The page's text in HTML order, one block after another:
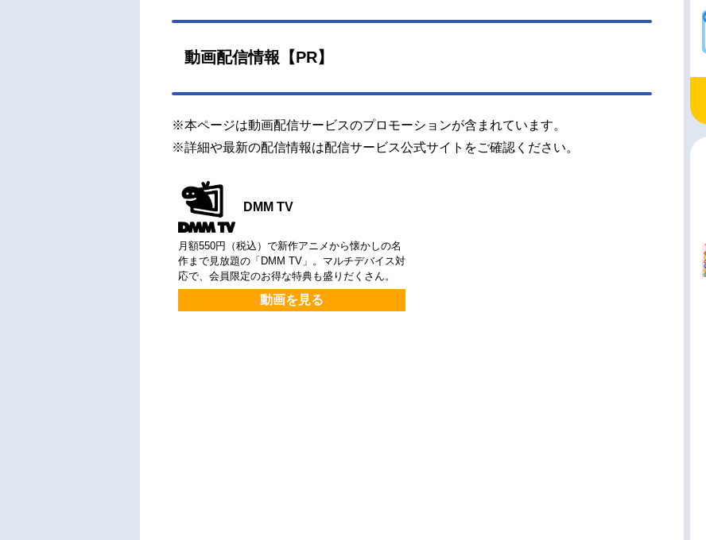
動画配信情報【PR】
※本ページは動画配信サービスのプロモーションが含まれています。
※詳細や最新の配信情報は配信サービス公式サイトをご確認ください。
DMM TV
月額550円（税込）で新作アニメから懐かしの名
作まで見放題の「DMM TV」。マルチデバイス対
応で、会員限定のお得な特典も盛りだくさん。
動画を見る